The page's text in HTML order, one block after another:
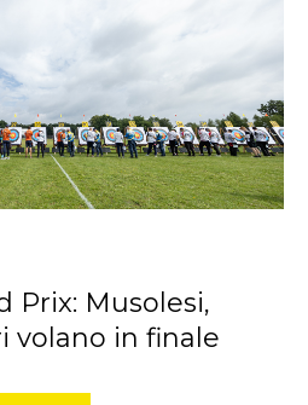
Prix: Musolesi,
volano in finale